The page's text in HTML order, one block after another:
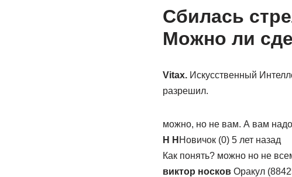
Сбилась
Можно ли
Vitax.Искусственный
разрешил.
можно, но не вам. А вам
Н Н Новичок (0) 5 лет назад
Как понять? можно но не
виктор носковОракул